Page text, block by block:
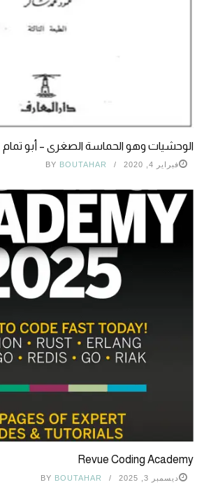
الوحشيات وهو الحماسة الصغرى – أبو تمام
فبراير 4, 2020 BY BOUTAHAR
Revue Coding Academy
ديسمبر 3, 2025 BY BOUTAHAR